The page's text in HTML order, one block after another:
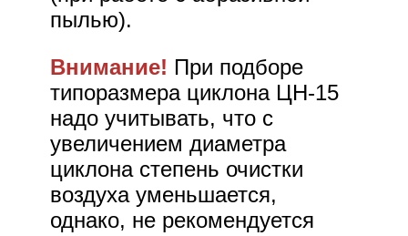
пылью).
Внимание! При подборе
типоразмера циклона ЦН-15
надо учитывать, что с
увеличением диаметра
циклона степень очистки
воздуха уменьшается,
однако, не рекомендуется